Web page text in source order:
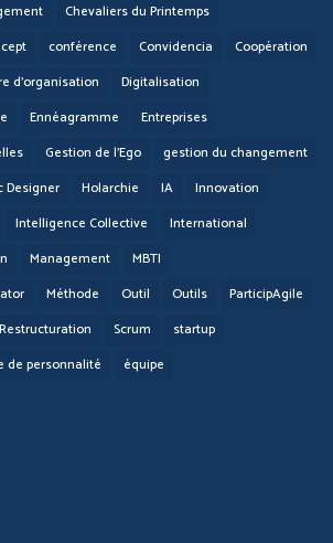
Chevaliers du Printemps
conférence Convidencia
Coopération
d'organisation
Digitalisation
Ennéagramme
Entreprises
Gestion de l'Ego
gestion du changement
Designer Holarchie IA
Innovation
Intelligence Collective
International
Management
MBTI
Méthode Outil Outils
ParticipAgile
Restructuration Scrum
startup
de personnalité équipe